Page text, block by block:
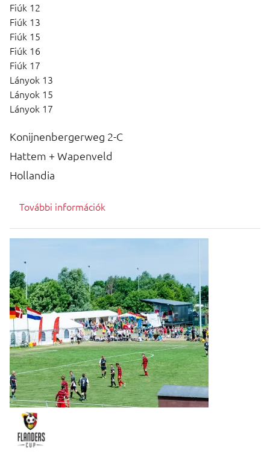
Fiúk 12
Fiúk 13
Fiúk 15
Fiúk 16
Fiúk 17
Lányok 13
Lányok 15
Lányok 17
Konijnenbergerweg 2-C
Hattem + Wapenveld
Hollandia
További információk